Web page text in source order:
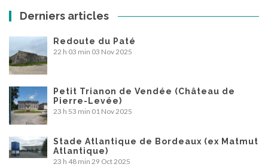
Derniers articles
Redoute du Paté
22 h 03 min 03 Nov 2025
Petit Trianon de Vendée (Château de
Pierre-Levée)
23 h 53 min 01 Nov 2025
Stade Atlantique de Bordeaux (ex Matmut
Atlantique)
23 h 48 min 29 Oct 2025